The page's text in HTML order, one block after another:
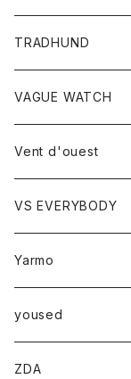
レディース
カットソー
TRADHUND
セーター
ベスト
VAGUE WATCH
時計
Vent d'ouest
ボトム
スカート
トップス
ベスト
VS EVERYBODY
トップス
Ｔシャツ
Yarmo
アウター
コート
小物
yoused
ZDA